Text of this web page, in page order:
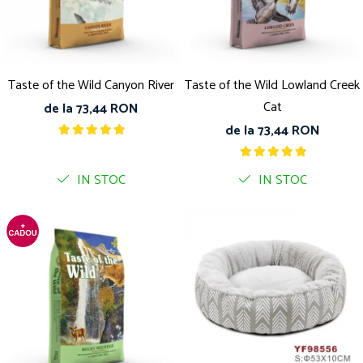
Brit Premium
Acana
Pro Plan
Platinum
Dog Chow
Hrana Umeda Caini
Taste of the Wild
Inaba Churu
Brit Premium
Hill's
Pro Plan
Hrana Umeda Pisici
Royal Canin
Applaws
BonaCibo
Ciao Inaba
Taste of the Wild Canyon River
de la 73,44 RON
IN STOC
Taste of the Wild Lowland Creek
Cat
de la 73,44 RON
IN STOC